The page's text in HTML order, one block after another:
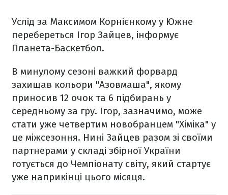
Услід за Максимом Корнієнкому у Южне
перебереться Ігор Зайцев, інформує
Планета-Баскетбол.
В минулому сезоні важкий форвард
захищав кольори "Азовмаша", якому
приносив 12 очок та 6 підбирань у
середньому за гру. Ігор, зазначимо, може
стати уже четвертим новобранцем "Хіміка" у
це міжсезоння. Нині Зайцев разом зі своїми
партнерами у складі збірної України
готується до Чемпіонату світу, який стартує
уже наприкінці цього місяця.